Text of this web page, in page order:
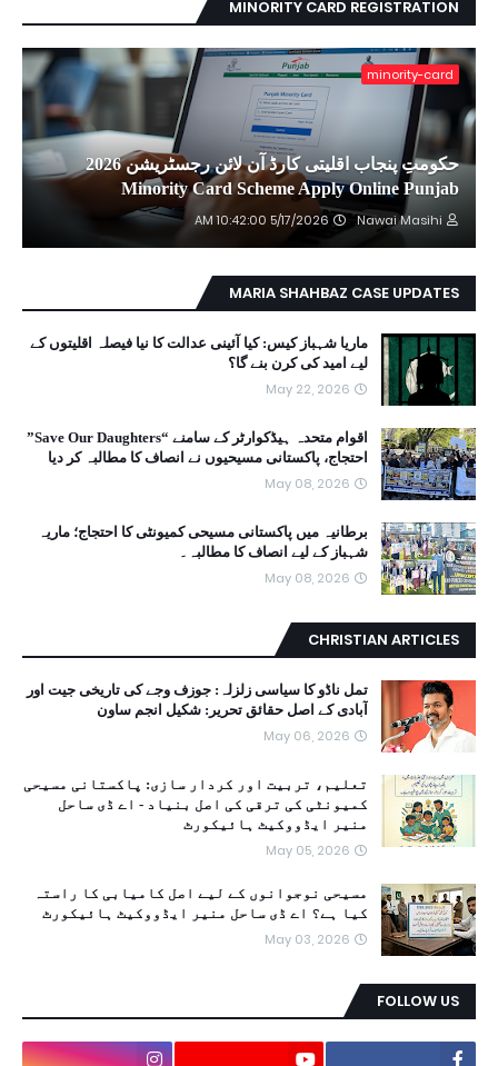
MINORITY CARD REGISTRATION
minority-card
حکومتِ پنجاب اقلیتی کارڈ آن لائن رجسٹریشن 2026
Minority Card Scheme Apply Online Punjab
Nawai Masihi
5/17/2026 10:42:00 AM
MARIA SHAHBAZ CASE UPDATES
ماریا شہباز کیس: کیا آئینی عدالت کا نیا فیصلہ اقلیتوں کے
لیے امید کی کرن بنے گا؟
May 22, 2026
اقوام متحدہ ہیڈکوارٹر کے سامنے “Save Our Daughters”
احتجاج، پاکستانی مسیحیوں نے انصاف کا مطالبہ کر دیا
May 08, 2026
برطانیہ میں پاکستانی مسیحی کمیونٹی کا احتجاج؛ ماریہ
شہباز کے لیے انصاف کا مطالبہ۔
May 08, 2026
CHRISTIAN ARTICLES
تمل ناڈو کا سیاسی زلزلہ: جوزف وجے کی تاریخی جیت اور
آبادی کے اصل حقائق تحریر: شکیل انجم ساون
May 06, 2026
تعلیم، تربیت اور کردار سازی: پاکستانی مسیحی
کمیونٹی کی ترقی کی اصل بنیاد - اے ڈی ساحل
منیر ایڈووکیٹ ہائیکورٹ
May 05, 2026
مسیحی نوجوانوں کے لیے اصل کامیابی کا راستہ
کیا ہے؟ اے ڈی ساحل منیر ایڈووکیٹ ہائیکورٹ
May 03, 2026
FOLLOW US